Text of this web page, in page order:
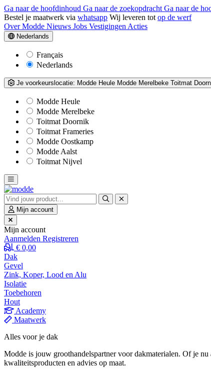
Ga naar de hoofdinhoud Ga naar de zoekopdracht Ga naar de
Bestel je maatwerk via whatsapp Wij leveren tot op de werf
Over Modde Nieuws Jobs Vestigingen Acties
Nederlands
Français
Nederlands
Je voorkeurslocatie: Modde Heule Modde Merelbeke Toitmat
Modde Heule
Modde Merelbeke
Toitmat Doornik
Toitmat Frameries
Modde Oostkamp
Modde Aalst
Toitmat Nijvel
Mijn account
Mijn account
Aanmelden Registreren
€ 0,00
Dak
Gevel
Zink, Koper, Lood en Alu
Isolatie
Toebehoren
Hout
Academy
Maatwerk
Alles voor je dak
Modde is jouw groothandelspartner voor dakmaterialen. Of je
kwaliteitsproducten en advies op maat.